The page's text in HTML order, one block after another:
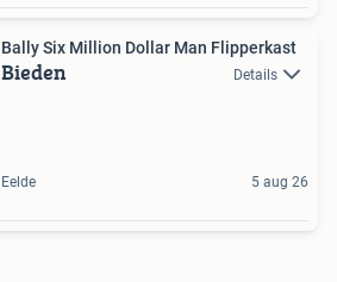
Bally Six Million Dollar Man Flipperkast
Bieden Details
Eelde 5 aug 26